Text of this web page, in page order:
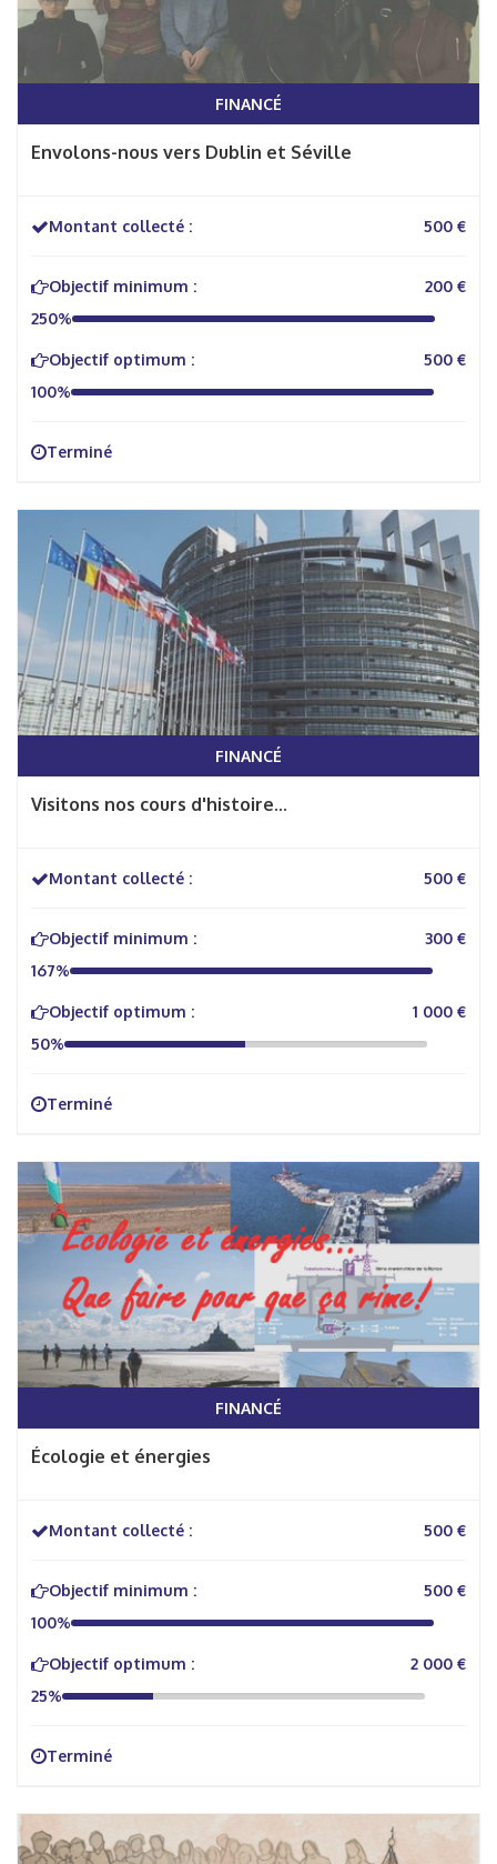
FINANCÉ
Envolons-nous vers Dublin et Séville
Montant collecté : 500 €
Objectif minimum :
200 €
250%
Objectif optimum :
500 €
100%
Terminé
FINANCÉ
Visitons nos cours d'histoire...
Montant collecté : 500 €
Objectif minimum :
300 €
167%
Objectif optimum :
1 000 €
50%
Terminé
FINANCÉ
Écologie et énergies
Montant collecté : 500 €
Objectif minimum :
500 €
100%
Objectif optimum :
2 000 €
25%
Terminé